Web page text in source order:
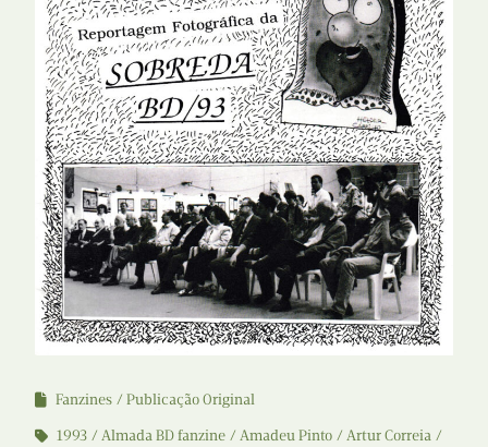
Fanzines
Publicação Original
1993
Almada BD fanzine Amadeu Pinto
Artur Correia